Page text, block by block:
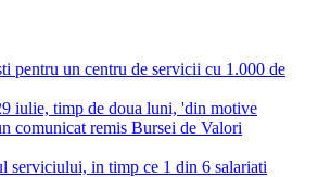
pentru un centru de servicii cu 1.000 de
iulie, timp de doua luni, 'din motive
comunicat remis Bursei de Valori
serviciului, in timp ce 1 din 6 salariati